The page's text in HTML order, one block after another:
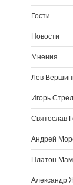
Гости
Новости
Мнения
Лев
Игорь
Святослав
Андрей
Платон
Александр